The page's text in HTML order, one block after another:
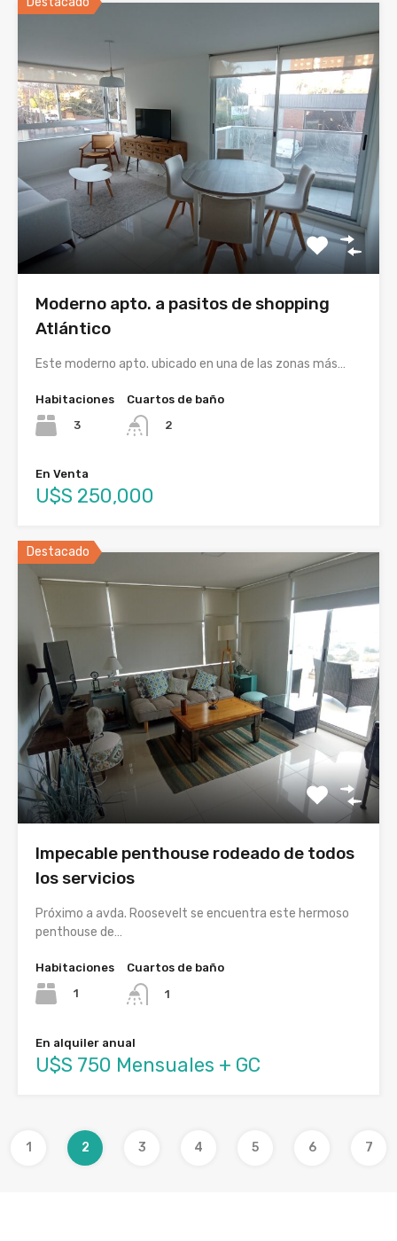
Moderno apto. a pasitos de shopping
Atlántico
Este moderno apto. ubicado en una de las zonas más…
Habitaciones
3
Cuartos de baño
2
En Venta
U$S 250,000
Destacado
Impecable penthouse rodeado de todos
los servicios
Próximo a avda. Roosevelt se encuentra este hermoso
penthouse de…
Habitaciones
1
Cuartos de baño
1
En alquiler anual
U$S 750 Mensuales + GC
1 2 3 4 5 6 7